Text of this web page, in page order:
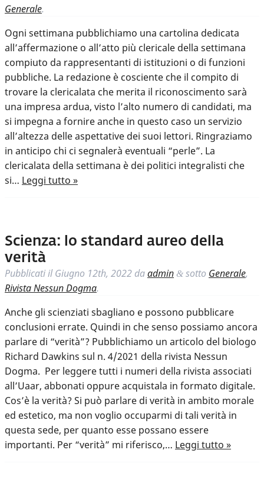
Generale.
Ogni settimana pubblichiamo una cartolina dedicata
all’affermazione o all’atto più clericale della settimana
compiuto da rappresentanti di istituzioni o di funzioni
pubbliche. La redazione è cosciente che il compito di
trovare la clericalata che merita il riconoscimento sarà
una impresa ardua, visto l’alto numero di candidati, ma
si impegna a fornire anche in questo caso un servizio
all’altezza delle aspettative dei suoi lettori. Ringraziamo
in anticipo chi ci segnalerà eventuali “perle”. La
clericalata della settimana è dei politici integralisti che
si… Leggi tutto »
Scienza: lo standard aureo della
verità
Pubblicati ilGiugno 12th, 2022 daadmin & sotto Generale,
Rivista Nessun Dogma.
Anche gli scienziati sbagliano e possono pubblicare
conclusioni errate. Quindi in che senso possiamo ancora
parlare di “verità”? Pubblichiamo un articolo del biologo
Richard Dawkins sul n. 4/2021 della rivista Nessun
Dogma. Per leggere tutti i numeri della rivista associati
all’Uaar, abbonati oppure acquistala in formato digitale.
Cos’è la verità? Si può parlare di verità in ambito morale
ed estetico, ma non voglio occuparmi di tali verità in
questa sede, per quanto esse possano essere
importanti. Per “verità” mi riferisco,… Leggi tutto »